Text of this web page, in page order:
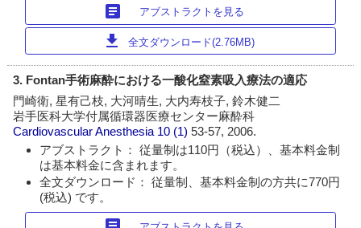
article アブストラクトを見る
download 全文ダウンロード(2.76MB)
3. Fontan手術麻酔における一酸化窒素吸入療法の適応
門崎衛, 星有己枝, 大河晴生, 大内寿枝子, 鈴木健二
岩手医科大学付属循環器医療センター麻酔科
Cardiovascular Anesthesia 10 (1)53-57, 2006.
アブストラクト： 従量制は110円（税込）、基本料金制
は基本料金に含まれます。
全文ダウンロード： 従量制、基本料金制の方共に770円
(税込) です。